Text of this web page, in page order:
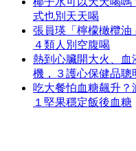
式也別天天喝
張員瑛「檸檬橄欖油
４類人別空腹喝
熱到心臟開大火、血
機，３護心保健品聰
吃大餐怕血糖飆升？
１堅果穩定飯後血糖